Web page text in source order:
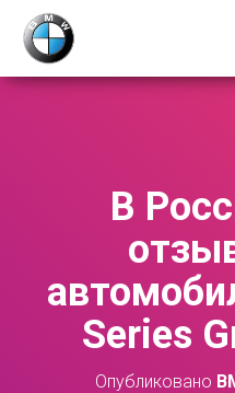
В
Series
Опубликовано